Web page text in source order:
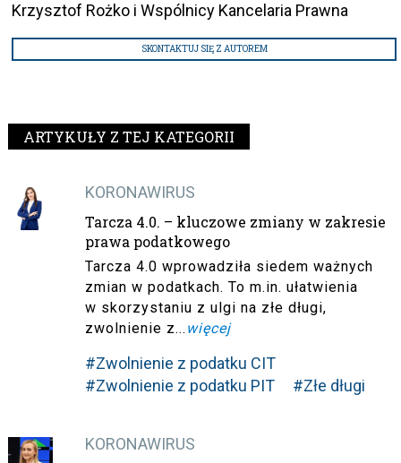
Krzysztof Rożko i Wspólnicy Kancelaria Prawna
SKONTAKTUJ SIĘ Z AUTOREM
ARTYKUŁY Z TEJ KATEGORII
KORONAWIRUS
Tarcza 4.0. – kluczowe zmiany w zakresie
prawa podatkowego
Tarcza 4.0 wprowadziła siedem ważnych
zmian w podatkach. To m.in. ułatwienia
w skorzystaniu z ulgi na złe długi,
zwolnienie z... więcej
#Zwolnienie z podatku CIT
#Zwolnienie z podatku PIT
#Złe długi
KORONAWIRUS